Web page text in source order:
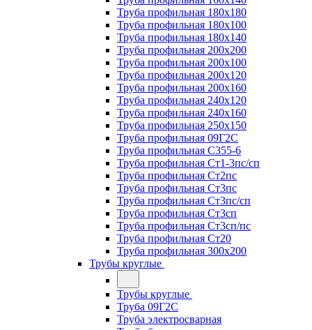
Труба профильная 180х180
Труба профильная 180х100
Труба профильная 180х140
Труба профильная 200х200
Труба профильная 200х100
Труба профильная 200х120
Труба профильная 200х160
Труба профильная 240х120
Труба профильная 240х160
Труба профильная 250х150
Труба профильная 09Г2С
Труба профильная С355-6
Труба профильная Ст1-3пс/сп
Труба профильная Ст2пс
Труба профильная Ст3пс
Труба профильная Ст3пс/сп
Труба профильная Ст3сп
Труба профильная Ст3сп/пс
Труба профильная Ст20
Труба профильная 300х200
Трубы круглые
Трубы круглые
Труба 09Г2С
Труба электросварная